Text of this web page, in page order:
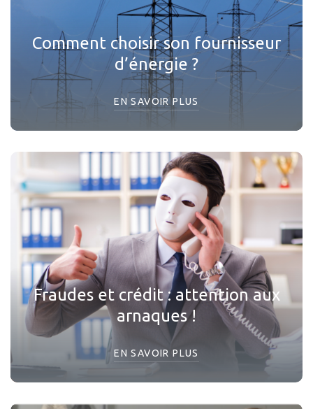
Comment choisir son fournisseur
d’énergie ?
EN SAVOIR PLUS
Fraudes et crédit : attention aux
arnaques !
EN SAVOIR PLUS